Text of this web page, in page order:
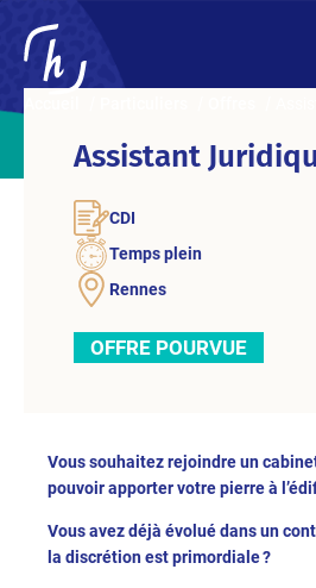
Assistant
CDI
Temps plein
Rennes
OFFRE POURVUE
Vous souhaitez rejoindre un
pouvoir apporter votre pierre à
Vous avez déjà évolué dans un
la discrétion est primordiale ?